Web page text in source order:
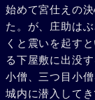
始めて宮仕えの
た。が、庄助は
くと震いを起す
る下屋敷に出没
小僧、三つ目小
城内に潜入して